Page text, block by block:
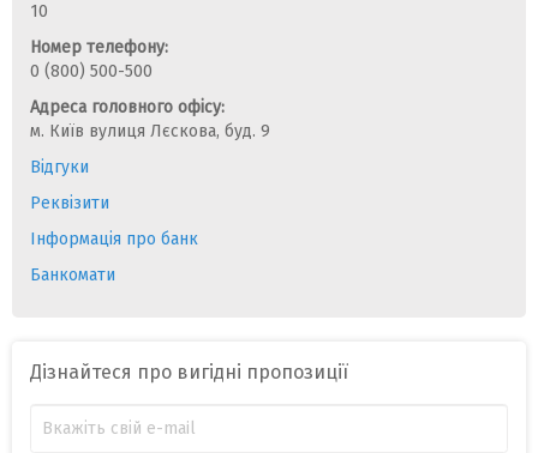
10
Номер телефону:
0 (800) 500-500
Адреса головного офісу:
м. Київ вулиця Лєскова, буд. 9
Відгуки
Реквізити
Інформація про банк
Банкомати
Дізнайтеся про вигідні пропозиції